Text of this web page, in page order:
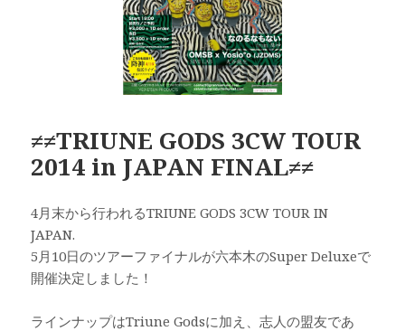
≠≠TRIUNE GODS 3CW TOUR
2014 in JAPAN FINAL≠≠
4月末から行われるTRIUNE GODS 3CW TOUR IN
JAPAN.
5月10日のツアーファイナルが六本木のSuper Deluxeで
開催決定しました！
ラインナップはTriune Godsに加え、志人の盟友であ